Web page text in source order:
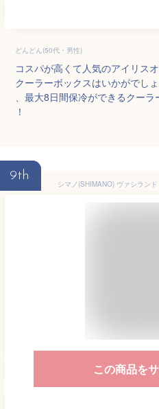
どんどん(50代・男性)
コスパが高くて人気のアイリス
クーラーボックスはいかがでし
、最大8日間保冷ができるクー
！
9th
シマノ(SHIMANO) ヴァシラン
この商品を